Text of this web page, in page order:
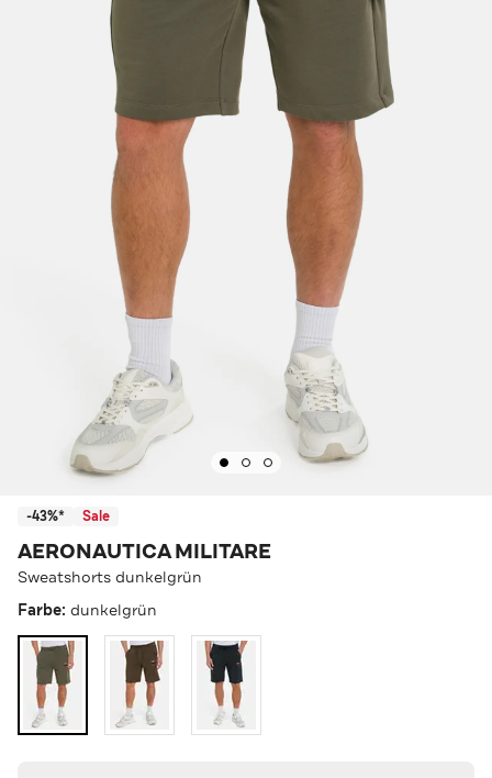
-43%* Sale
AERONAUTICA MILITARE
Sweatshorts dunkelgrün
Farbe: dunkelgrün